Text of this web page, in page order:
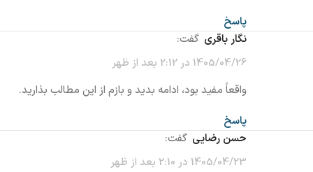
پاسخ
نگار باقری گفت:
1405/04/26 در 2:12 بعد از ظهر
واقعاً مفید بود، ادامه بدید و بازم از این مطالب بذارید.
پاسخ
حسن رضایی گفت:
1405/04/23 در 2:10 بعد از ظهر